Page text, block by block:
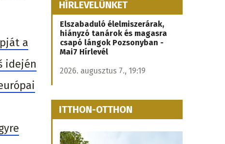
a
idején
HÍRLEVELÜNKET
Elszabaduló élelmiszerárak,
hiányzó tanárok és magasra
csapó lángok Pozsonyban -
Mai7 Hírlevél
2026. augusztus 7., 19:19
ITTHON-OTTHON